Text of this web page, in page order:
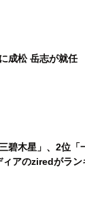
成松 岳志が就任
碧木星」、2位「
アのziredがラン